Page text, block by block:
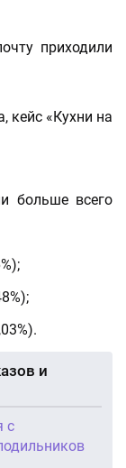
приходили
больше всего
и
с